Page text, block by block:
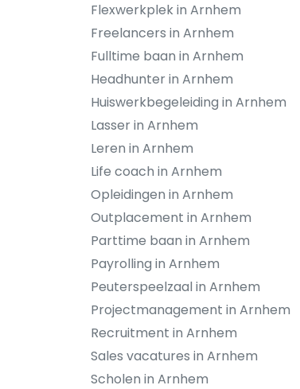
Flexwerkplek in Arnhem
Freelancers in Arnhem
Fulltime baan in Arnhem
Headhunter in Arnhem
Huiswerkbegeleiding in Arnhem
Lasser in Arnhem
Leren in Arnhem
Life coach in Arnhem
Opleidingen in Arnhem
Outplacement in Arnhem
Parttime baan in Arnhem
Payrolling in Arnhem
Peuterspeelzaal in Arnhem
Projectmanagement in Arnhem
Recruitment in Arnhem
Sales vacatures in Arnhem
Scholen in Arnhem